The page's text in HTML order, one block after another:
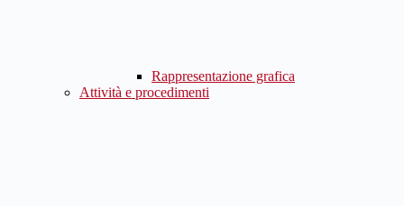
Rappresentazione grafica
Attività e procedimenti